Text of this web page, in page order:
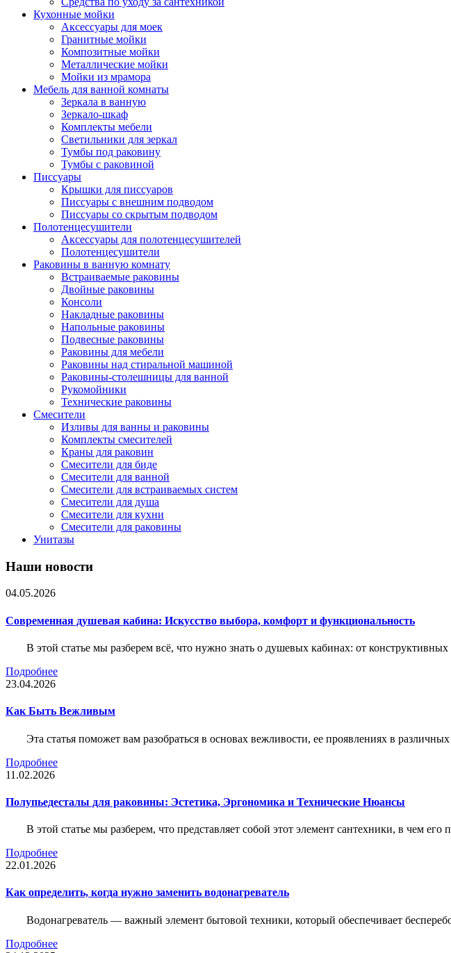
Кухонные мойки
Аксессуары для моек
Гранитные мойки
Композитные мойки
Металлические мойки
Мойки из мрамора
Мебель для ванной комнаты
Зеркала в ванную
Зеркало-шкаф
Комплекты мебели
Светильники для зеркал
Тумбы под раковину
Тумбы с раковиной
Писсуары
Крышки для писсуаров
Писсуары с внешним подводом
Писсуары со скрытым подводом
Полотенцесушители
Аксессуары для полотенцесушителей
Полотенцесушители
Раковины в ванную комнату
Встраиваемые раковины
Двойные раковины
Консоли
Накладные раковины
Напольные раковины
Подвесные раковины
Раковины для мебели
Раковины над стиральной машиной
Раковины-столешницы для ванной
Рукомойники
Технические раковины
Смесители
Изливы для ванны и раковины
Комплекты смесителей
Краны для раковин
Смесители для биде
Смесители для ванной
Смесители для встраиваемых систем
Смесители для душа
Смесители для кухни
Смесители для раковины
Унитазы
Наши новости
04.05.2026
Современная душевая кабина: Искусство выбора, комфорт и функциональность
В этой статье мы разберем всё, что нужно знать о душевых кабинах: от
Подробнее
23.04.2026
Как Быть Вежливым
Эта статья поможет вам разобраться в основах вежливости, ее проявлениях в
Подробнее
11.02.2026
Полупьедесталы для раковины: Эстетика, Эргономика и Технические Нюансы
В этой статье мы разберем, что представляет собой этот элемент сантехники, в чем
Подробнее
22.01.2026
Как определить, когда нужно заменить водонагреватель
Водонагреватель — важный элемент бытовой техники, который обеспечивает
Подробнее